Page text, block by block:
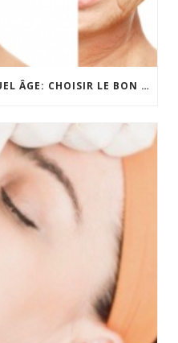
QUEL TRAITEMENT ET À QUEL ÂGE: CHOISIR LE BON MOMENT